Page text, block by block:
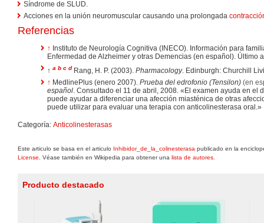
Síndrome de SLUD.
Acciones en la unión neuromuscular causando una prolongada
Referencias
↑ Instituto de Neurología Cognitiva (INECO). Información para
Enfermedad de Alzheimer y otras Demencias (en español). Último
↑ a b c d Rang, H. P. (2003). Pharmacology. Edinburgh: Churchill
↑ MedlinePlus (enero 2007). Prueba del edrofonio (Tensilon) (en
español. Consultado el 11 de abril, 2008. «El examen ayuda en el
puede ayudar a diferenciar una afección miasténica de otras
puede utilizar para evaluar una terapia con anticolinesterasa oral.»
Categoría: Anticolinesterasas
Este articulo se basa en el articulo Inhibidor_de_la_colinesterasa publicado en la
License . Véase también en Wikipedia para obtener una lista de autores
Producto destacado